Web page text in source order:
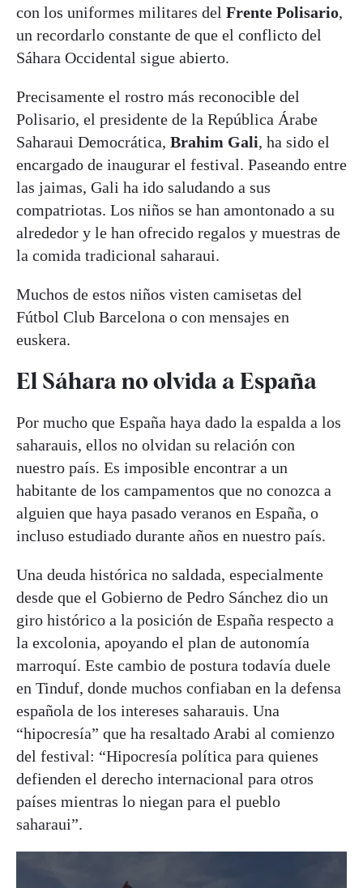
con los uniformes militares del Frente Polisario,
un recordarlo constante de que el conflicto del
Sáhara Occidental sigue abierto.
Precisamente el rostro más reconocible del
Polisario, el presidente de la República Árabe
Saharaui Democrática, Brahim Gali, ha sido el
encargado de inaugurar el festival. Paseando entre
las jaimas, Gali ha ido saludando a sus
compatriotas. Los niños se han amontonado a su
alrededor y le han ofrecido regalos y muestras de
la comida tradicional saharaui.
Muchos de estos niños visten camisetas del
Fútbol Club Barcelona o con mensajes en
euskera.
El Sáhara no olvida a España
Por mucho que España haya dado la espalda a los
saharauis, ellos no olvidan su relación con
nuestro país. Es imposible encontrar a un
habitante de los campamentos que no conozca a
alguien que haya pasado veranos en España, o
incluso estudiado durante años en nuestro país.
Una deuda histórica no saldada, especialmente
desde que el Gobierno de Pedro Sánchez dio un
giro histórico a la posición de España respecto a
la excolonia, apoyando el plan de autonomía
marroquí. Este cambio de postura todavía duele
en Tinduf, donde muchos confiaban en la defensa
española de los intereses saharauis. Una
“hipocresía” que ha resaltado Arabi al comienzo
del festival: “Hipocresía política para quienes
defienden el derecho internacional para otros
países mientras lo niegan para el pueblo
saharaui”.